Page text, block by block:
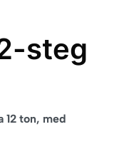
steg
12 ton, med